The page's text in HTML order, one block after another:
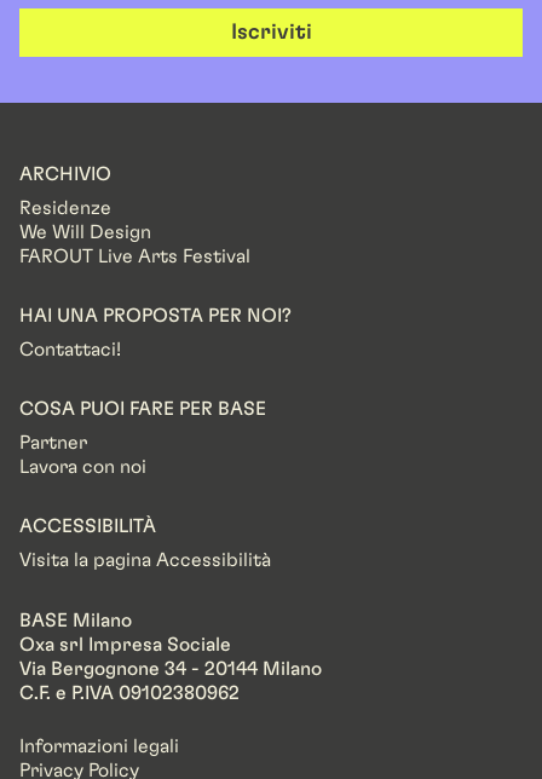
Iscriviti
ARCHIVIO
Residenze
We Will Design
FAROUT Live Arts Festival
HAI UNA PROPOSTA PER NOI?
Contattaci!
COSA PUOI FARE PER BASE
Partner
Lavora con noi
ACCESSIBILITÀ
Visita la pagina Accessibilità
BASE Milano
Oxa srl Impresa Sociale
Via Bergognone 34 - 20144 Milano
C.F. e P.IVA 09102380962
Informazioni legali
Privacy Policy